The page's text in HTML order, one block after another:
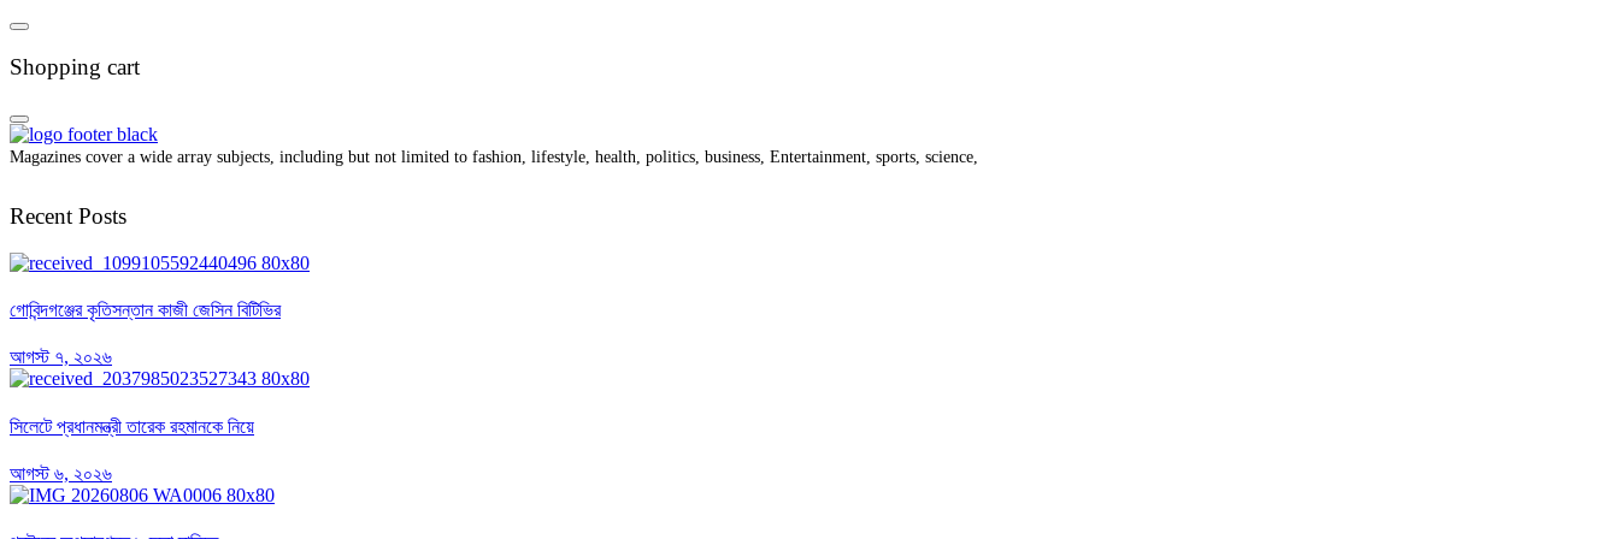
Shopping cart
Magazines cover a wide array subjects, including but not limited to fashion, lifestyle, health, politics, business, Entertainment, sports, science,
Recent Posts
গোবিন্দগঞ্জের কৃতিসন্তান কাজী জেসিন বিটিভির
আগস্ট ৭, ২০২৬
সিলেটে প্রধানমন্ত্রী তারেক রহমানকে নিয়ে
আগস্ট ৬, ২০২৬